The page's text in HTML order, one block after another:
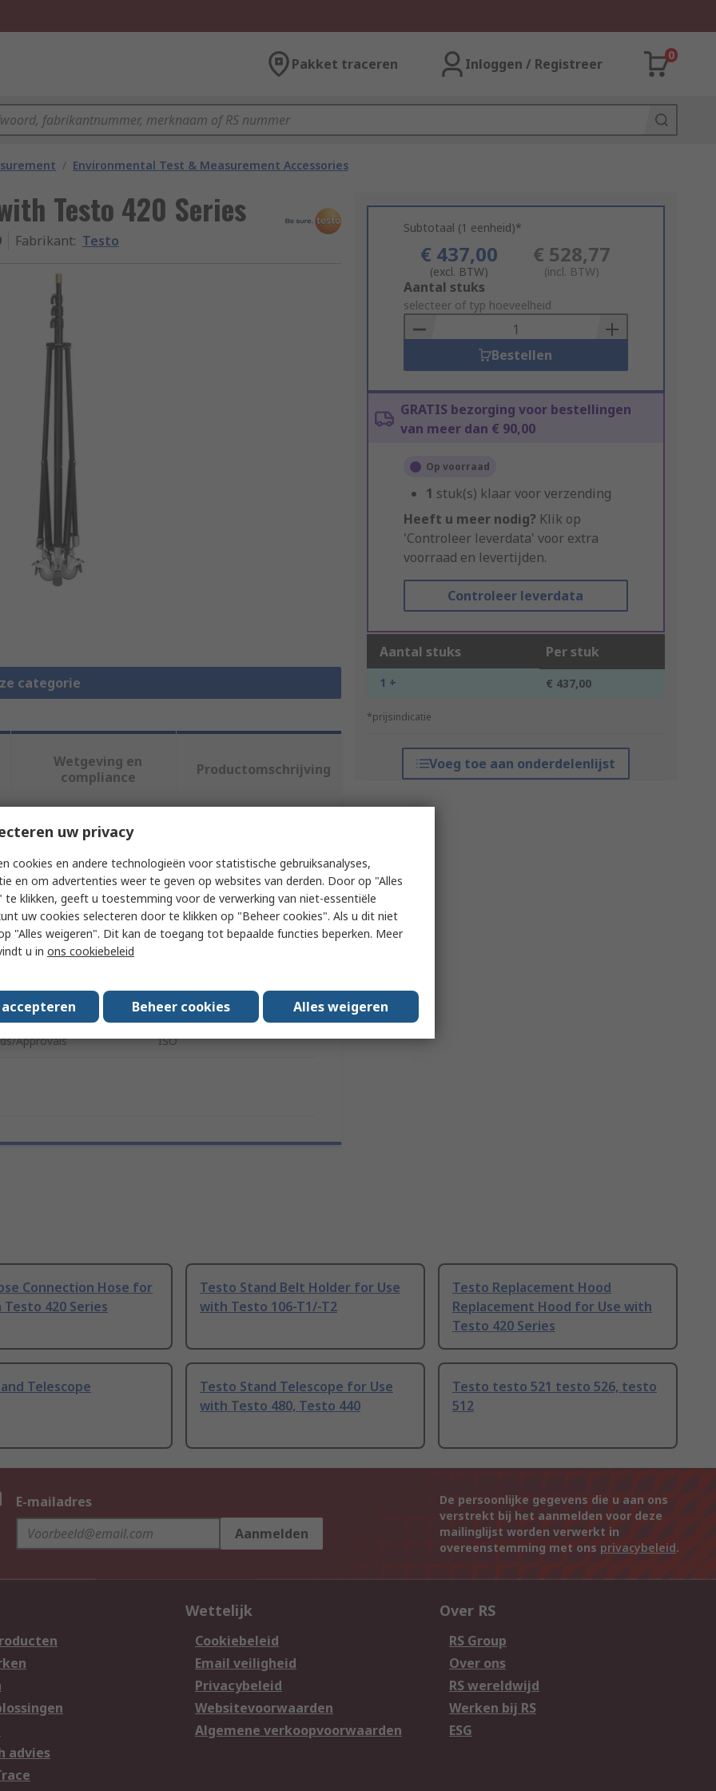
Pakket traceren Inloggen / Registreer
0
/ Environmental Test & Measurement Accessories
Testo 420 Series
Fabrikant: Testo
categorie
Subtotaal (1 eenheid)*
€ 437,00
(excl. BTW)
€ 528,77
(incl. BTW)
Add
to
Basket
Aantal stuks
selecteer of typ hoeveelheid
Bestellen
GRATIS bezorging voor bestellingen
van meer dan € 90,00
Op voorraad
1 stuk(s) klaar voor verzending
Heeft u meer nodig? Klik op
'Controleer leverdata' voor extra
voorraad en levertijden.
Controleer leverdata
Aantal stuks Per stuk
1 + € 437,00
*prijsindicatie
Voeg toe aan onderdelenlijst
Wetgeving en
compliance
Productomschrijving
kenmerken te selecteren.
Waarde
Testo
Type Stand
With Testo 420 Series
Approvals ISO
Connection Hose for
420 Series
Testo Stand Belt Holder for Use
with Testo 106-T1/-T2
Testo Replacement Hood
Replacement Hood for Use with
Testo 420 Series
Telescope
Testo Stand Telescope for Use
with Testo 480, Testo 440
Testo testo 521 testo 526, testo
512
E-mailadres
Aanmelden
De persoonlijke gegevens die u aan ons
verstrekt bij het aanmelden voor deze
mailinglijst worden verwerkt in
overeenstemming met ons privacybeleid.
advies
Wettelijk
Cookiebeleid
Email veiligheid
Privacybeleid
Websitevoorwaarden
Algemene verkoopvoorwaarden
Over RS
RS Group
Over ons
RS wereldwijd
Werken bij RS
ESG
uw privacy
cookies en andere technologieën voor statistische gebruiksanalyses,
en om advertenties weer te geven op websites van derden. Door op "Alles
te klikken, geeft u toestemming voor de verwerking van niet-essentiële
uw cookies selecteren door te klikken op "Beheer cookies". Als u dit niet
"Alles weigeren". Dit kan de toegang tot bepaalde functies beperken. Meer
u in ons cookiebeleid
Beheer cookies Alles weigeren